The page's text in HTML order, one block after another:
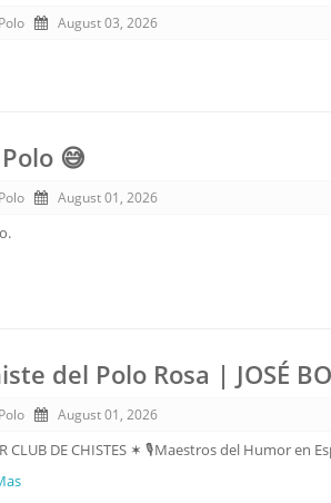
August 03, 2026
😅
August 01, 2026
del Polo Rosa | JOSÉ
August 01, 2026
CLUB DE CHISTES ✶ 🎙️Maestros del Humor en